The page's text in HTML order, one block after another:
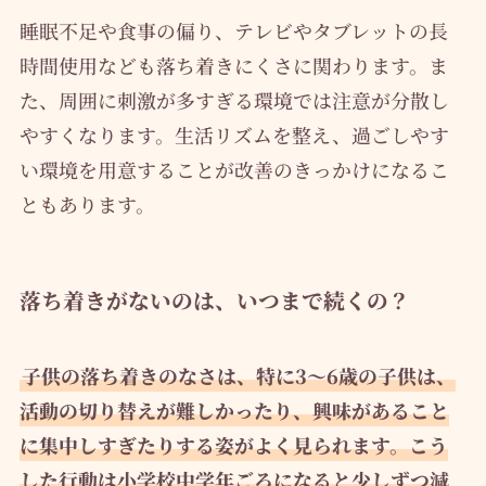
睡眠不足や食事の偏り、テレビやタブレットの長
時間使用なども落ち着きにくさに関わります。ま
た、周囲に刺激が多すぎる環境では注意が分散し
やすくなります。生活リズムを整え、過ごしやす
い環境を用意することが改善のきっかけになるこ
ともあります。
落ち着きがないのは、いつまで続くの？
子供の落ち着きのなさは、特に3～6歳の子供は、
活動の切り替えが難しかったり、興味があること
に集中しすぎたりする姿がよく見られます。こう
した行動は小学校中学年ごろになると少しずつ減